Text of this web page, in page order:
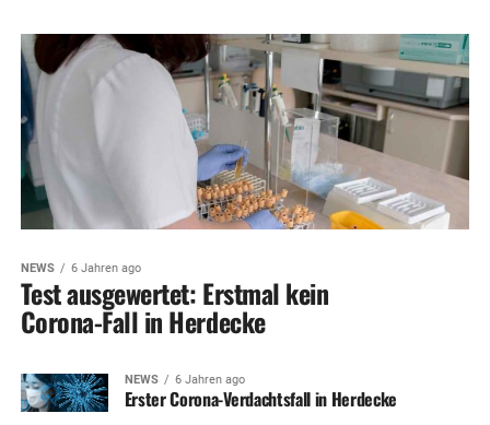
NEWS 6 Jahren ago
Test ausgewertet: Erstmal kein
Corona-Fall in Herdecke
NEWS 6 Jahren ago
Erster Corona-Verdachtsfall in Herdecke